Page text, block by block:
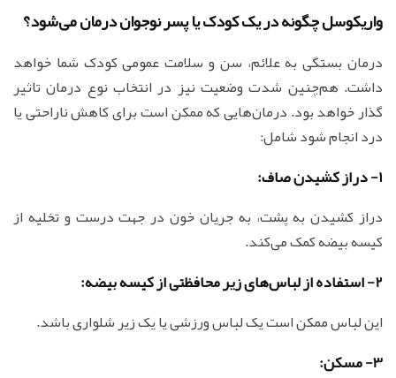
واریکوسل چگونه در یک کودک یا پسر نوجوان درمان می‌شود؟
درمان بستگی به علائم، سن و سلامت عمومی کودک شما خواهد
داشت. هم‌چنین شدت وضعیت نیز در انتخاب نوع درمان تاثیر
گذار خواهد بود. درمان‌هایی که ممکن است برای کاهش ناراحتی یا
درد انجام شود شامل:
1- دراز کشیدن صاف:
دراز کشیدن به پشت، به جریان خون در جهت درست و تخلیه از
کیسه بیضه کمک می‌کند.
2- استفاده از لباس‌های زیر محافظتی از کیسه بیضه:
این لباس ممکن است یک لباس ورزشی یا یک زیر شلواری باشد.
3- مسکن: